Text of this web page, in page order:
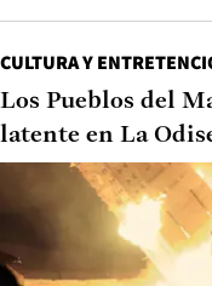
CULTURA Y
Los Pueblos del
latente en La